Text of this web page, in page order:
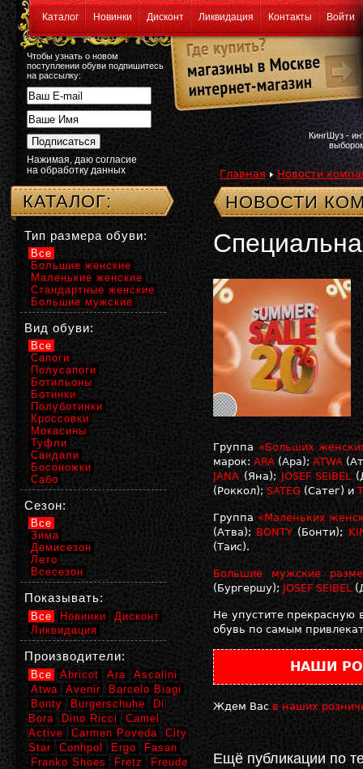
Каталог Новинки Дисконт Ликвидация Контакты Войти
Чтобы узнать о новом
поступлении обуви подпишитесь
на рассылку:
Нажимая, даю согласие
на обработку данных
КингШуз -
Главная Новости
НОВОСТИ
Группа «Больших
марок:ARA (Ара);ATWA
JANA (Яна); JOSEF SEIBEL
(Роккол); SATEG (Сатег) и
Группа «Маленьких
(Атва); BONTY (Бонти);
(Таис).
Большие мужские
(Бургершу); JOSEF SEIBEL
Не упустите прекрасную
обувь по самым
НАШИ
Ждем Вас в наших
Ещё публикации по
КАТАЛОГ:
Тип размера обуви:
Все
Большие женские
Маленькие женские
Стандартные женские
Большие мужские
Вид обуви:
Все
Сапоги
Полусапоги
Ботильоны
Ботинки
Полуботинки
Кроссовки
Мокасины
Туфли
Сандали
Босоножки
Сабо
Сезон:
Все
Зима
Демисезон
Лето
Всесезон
Показывать:
Все Новинки
Дисконт
Ликвидация
Производители:
Все Abricot Ara
Ascalini
Atwa
Avenir
Barcelo Biagi
Bonty
Burgerschuhe
Di
Bora
Dino Ricci
Camel
Active
Carmen Poveda
City
Star
Conhpol Ergo
Fasan
Franko Shoes
Fretz
Freude